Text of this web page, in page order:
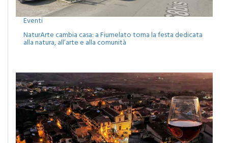
Eventi
NaturArte cambia casa: a Fiumelato torna la festa dedicata